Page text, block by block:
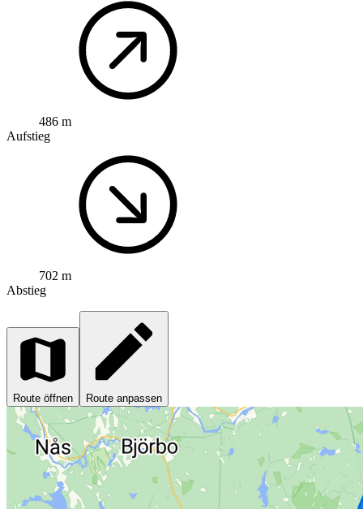
486 m
Aufstieg
702 m
Abstieg
Route öffnen Route anpassen